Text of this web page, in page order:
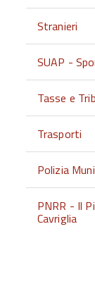
Stranieri
SUAP -
Tasse e
Trasporti
Polizia
PNRR - Il
Cavriglia